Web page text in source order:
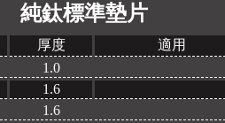
純鈦標準墊片
厚度 適用
1.0
1.6
1.6